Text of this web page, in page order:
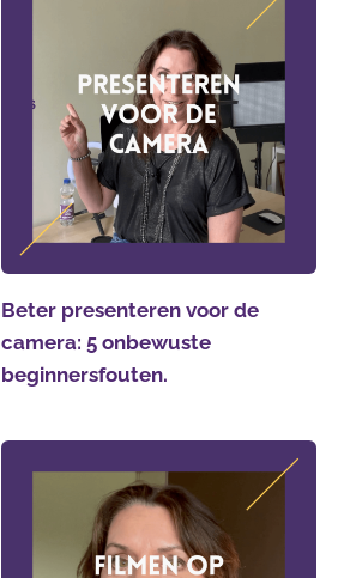
Beter presenteren voor de
camera: 5 onbewuste
beginnersfouten.